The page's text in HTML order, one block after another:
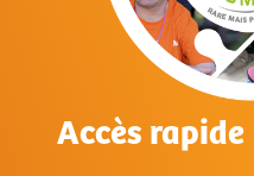
Accès rapide